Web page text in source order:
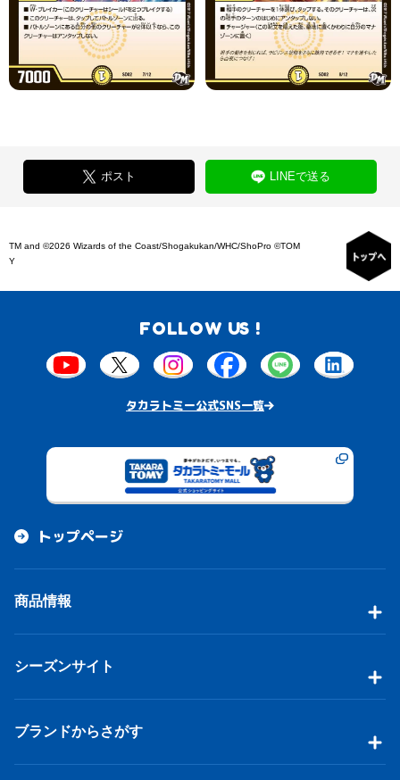
ポスト LINEで送る
TM and ©2026 Wizards of the Coast/Shogakukan/WHC/ShoPro ©TOM
Y
FOLLOW US !
タカラトミー公式SNS一覧
トップページ
商品情報
シーズンサイト
ブランドからさがす